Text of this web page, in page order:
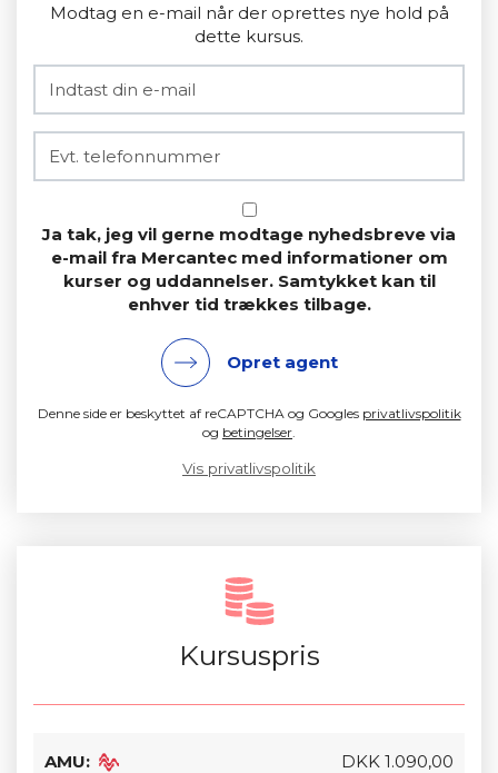
Modtag en e-mail når der oprettes nye hold på
dette kursus.
Ja tak, jeg vil gerne modtage nyhedsbreve via
e-mail fra Mercantec med informationer om
kurser og uddannelser. Samtykket kan til
enhver tid trækkes tilbage.
Opret agent
Denne side er beskyttet af reCAPTCHA og Googles privatlivspolitik
og betingelser
Vis privatlivspolitik
Kursuspris
AMU: DKK 1.090,00